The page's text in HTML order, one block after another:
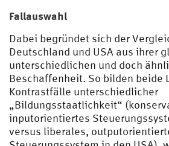
Fallauswahl
Dabei begründet sich der
Deutschland und USA aus ihrer
unterschiedlichen und doch
Beschaffenheit. So bilden beide
Kontrastfälle unterschiedlicher
„Bildungsstaatlichkeit“
inputorientiertes
versus liberales,